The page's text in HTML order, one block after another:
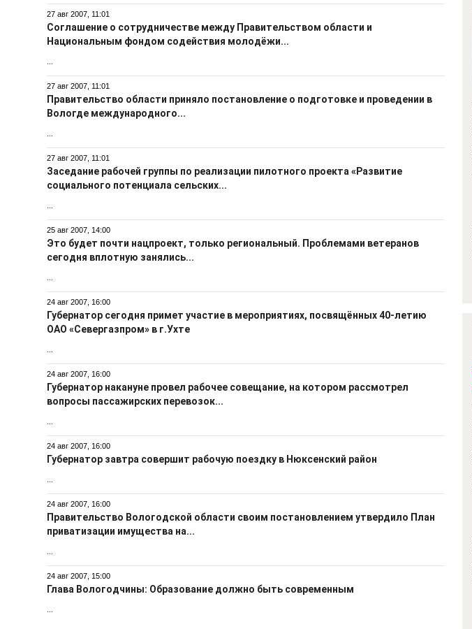
27 авг 2007, 11:01
Соглашение о сотрудничестве между Правительством области и
Национальным фондом содействия молодёжи...
...
27 авг 2007, 11:01
Правительство области приняло постановление о подготовке и проведении в
Вологде международного...
...
27 авг 2007, 11:01
Заседание рабочей группы по реализации пилотного проекта «Развитие
социального потенциала сельских...
...
25 авг 2007, 14:00
Это будет почти нацпроект, только региональный. Проблемами ветеранов
сегодня вплотную занялись...
...
24 авг 2007, 16:00
Губернатор сегодня примет участие в мероприятиях, посвящённых 40-летию
ОАО «Севергазпром» в г.Ухте
...
24 авг 2007, 16:00
Губернатор накануне провел рабочее совещание, на котором рассмотрел
вопросы пассажирских перевозок...
...
24 авг 2007, 16:00
Губернатор завтра совершит рабочую поездку в Нюксенский район
...
24 авг 2007, 16:00
Правительство Вологодской области своим постановлением утвердило План
приватизации имущества на...
...
24 авг 2007, 15:00
Глава Вологодчины: Образование должно быть современным
...